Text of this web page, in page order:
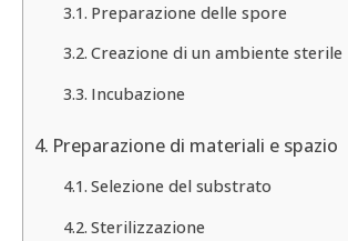
Preparazione delle spore
Creazione di un ambiente sterile
Incubazione
Preparazione di materiali e spazio
Selezione del substrato
Sterilizzazione